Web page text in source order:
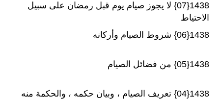
1438{07} لا يجوز صيام يوم قبل رمضان على سبيل
الاحتياط
1438{06} شروط الصيام وأركانه
1438{05} من فضائل الصيام
1438{04} تعريف الصيام ، وبيان حكمه ، والحكمة منه